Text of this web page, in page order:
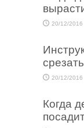
20/12/2016
20/12/2016
Когда